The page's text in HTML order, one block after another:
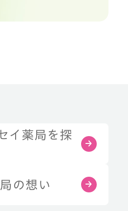
イ薬局を探
の想い